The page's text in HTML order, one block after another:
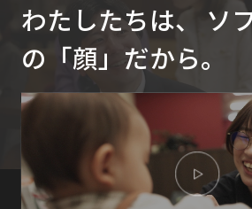
わたしたちは、
ソ
の「顔」だから。